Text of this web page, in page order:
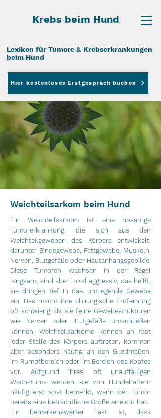
Krebs beim Hund
Lexikon für Tumore & Krebserkrankungen
beim Hund
Hier kostenloses Erstgespräch buchen
Weichteilsarkom beim Hund
Ein Weichteilsarkom ist eine bösartige
Tumorerkrankung, die sich aus den
Weichteilgeweben des Körpers entwickelt,
darunter Bindegewebe, Fettgewebe, Muskeln,
Nerven, Blutgefäße oder Hautanhangsgebilde.
Diese Tumoren wachsen in der Regel
langsam, sind aber lokal aggressiv, das heißt,
sie dringen tief in das umliegende Gewebe
ein. Das macht ihre chirurgische Entfernung
oft schwierig, da sie feine Gewebestrukturen
wie Nerven oder Blutgefäße umschließen
können. Weichteilsarkome können an fast
jeder Stelle des Körpers auftreten, kommen
aber besonders häufig an den Gliedmaßen,
im Rumpfbereich oder im Bereich des Kopfes
vor. Aufgrund ihres oft unauffälligen
Wachstums werden sie von Hundehaltern
häufig erst spät bemerkt, wenn der Tumor
bereits eine beträchtliche Größe erreicht hat.
Ein bemerkenswerter Fakt ist, dass